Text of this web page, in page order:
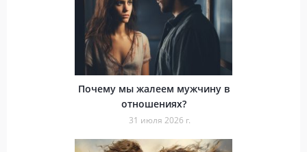
Почему мы жалеем мужчину в
отношениях?
31 июля 2026 г.